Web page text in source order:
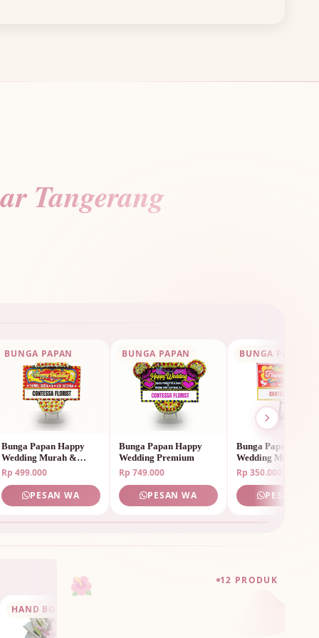
Tangerang
BUNGA PAPAN
Bunga Papan Happy
Wedding Murah &
Elegan
Rp 499.000
PESAN WA
BUNGA PAPAN
Bunga Papan Happy
Wedding Premium
Rp 749.000
PESAN WA
BUNGA PAPAN
Bunga Papan Happy
Wedding Murah
Rp 350.000
PESAN WA
12 PRODUK
🌺
HAND BOUQUET